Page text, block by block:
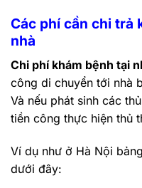
Các phí cần chi trả
nhà
Chi phí khám bệnh tại
công di chuyển tới nhà
Và nếu phát sinh các
tiền công thực hiện thủ
Ví dụ như ở Hà Nội
dưới đây: